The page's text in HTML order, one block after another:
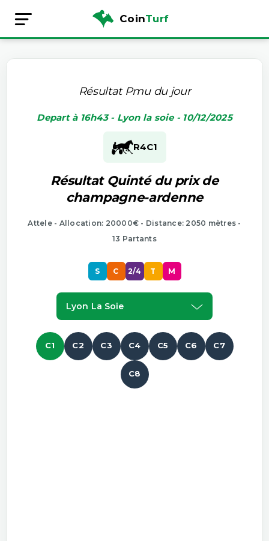
CoinTurf
Résultat Pmu du jour
Depart à 16h43 - Lyon la soie - 10/12/2025
R4C1
Résultat Quinté du prix de
champagne-ardenne
Attele - Allocation: 20000€ - Distance: 2050 mètres -
13 Partants
S C 2/4 T M
Lyon La Soie
C1 C2 C3 C4 C5 C6 C7
C8